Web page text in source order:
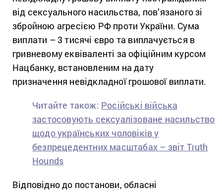
від сексуального насильства, пов’язаного зі
збройною агресією РФ проти України. Сума
виплати – 3 тисячі євро та виплачується в
гривневому еквіваленті за офіційним курсом
Нацбанку, встановленим на дату
призначення невідкладної грошової виплати.
Читайте також: Російські війська
застосовують сексуалізоване насильство
щодо українських чоловіків у
безпрецедентних масштабах – звіт Truth
Hounds
Відповідно до постанови, обласні